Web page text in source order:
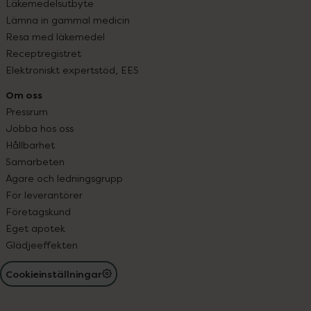
Läkemedelsutbyte
Lämna in gammal medicin
Resa med läkemedel
Receptregistret
Elektroniskt expertstöd, EES
Om oss
Pressrum
Jobba hos oss
Hållbarhet
Samarbeten
Ägare och ledningsgrupp
För leverantörer
Företagskund
Eget apotek
Glädjeeffekten
Cookieinställningar